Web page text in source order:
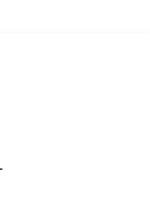
formunu kullanarak